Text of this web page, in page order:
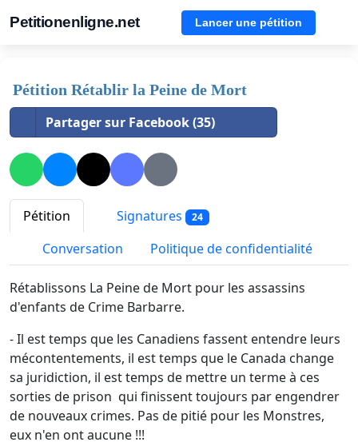
Petitionenligne.net Lancer une pétition
Pétition Rétablir la Peine de Mort
Partager sur Facebook (35)
Pétition Signatures 24
Conversation Politique de confidentialité
Rétablissons La Peine de Mort pour les assassins
d'enfants de Crime Barbarre.
- Il est temps que les Canadiens fassent entendre leurs
mécontentements, il est temps que le Canada change
sa juridiction, il est temps de mettre un terme à ces
sorties de prison qui finissent toujours par engendrer
de nouveaux crimes. Pas de pitié pour les Monstres,
eux n'en ont aucune !!!